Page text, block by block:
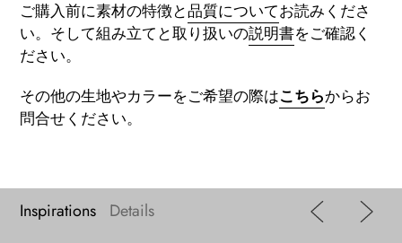
ご購入前に素材の特徴と品質についてお読みくださ
い。 そして組み立てと取り扱いの説明書をご確認く
ださい。
その他の生地やカラーをご希望の際はこちらからお
問合せください。
Inspirations Details